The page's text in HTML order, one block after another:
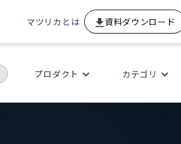
マツリカとは 資料ダウンロード
プロダクト カテゴリ